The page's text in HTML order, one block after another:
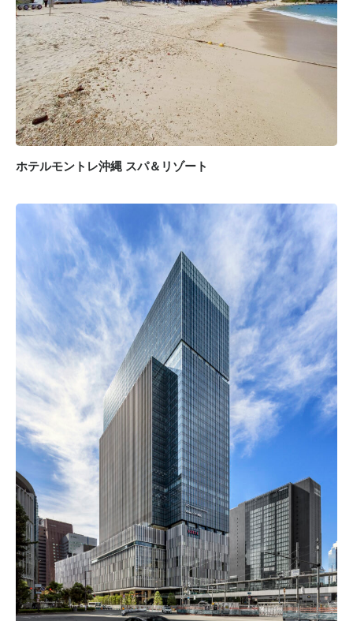
ホテルモントレ沖縄 スパ＆リゾート